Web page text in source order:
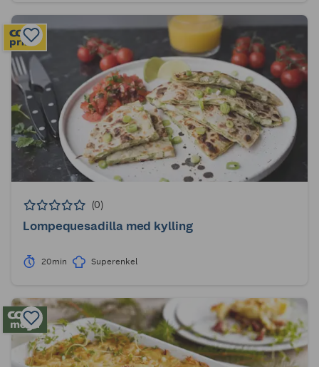
(0)
Lompequesadilla med kylling
20min Superenkel